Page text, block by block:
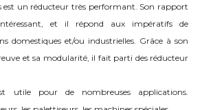
est un réducteur très performant. Son rapport
et il répond aux impératifs de
domestiques et/ou industrielles. Grâce à son
et sa modularité, il fait parti des réducteur
utile pour de nombreuses applications.